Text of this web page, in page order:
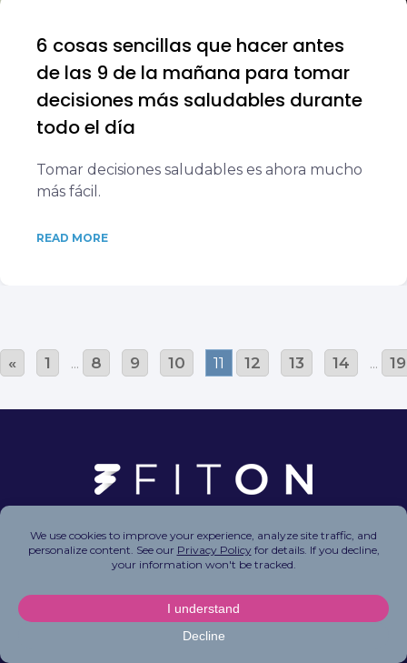
6 cosas sencillas que hacer antes
de las 9 de la mañana para tomar
decisiones más saludables durante
todo el día
Tomar decisiones saludables es ahora mucho
más fácil.
READ MORE
« 1 ... 8 9 10 11 12 13 14 ... 19
Copyright © 2026 FitOn Inc. All Rights Reserved.
Privacy Policy|Terms of Use